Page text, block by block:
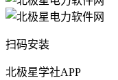
扫码安装
北极星学社APP